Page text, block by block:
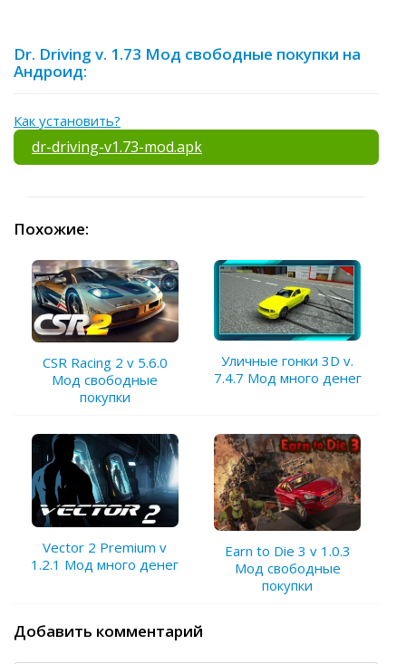
Dr. Driving v. 1.73 Мод свободные покупки на
Андроид:
Как установить?
dr-driving-v1.73-mod.apk
Похожие:
CSR Racing 2 v 5.6.0
Мод свободные
покупки
Уличные гонки 3D v.
7.4.7 Мод много денег
Vector 2 Premium v
1.2.1 Мод много денег
Earn to Die 3 v 1.0.3
Мод свободные
покупки
Добавить комментарий